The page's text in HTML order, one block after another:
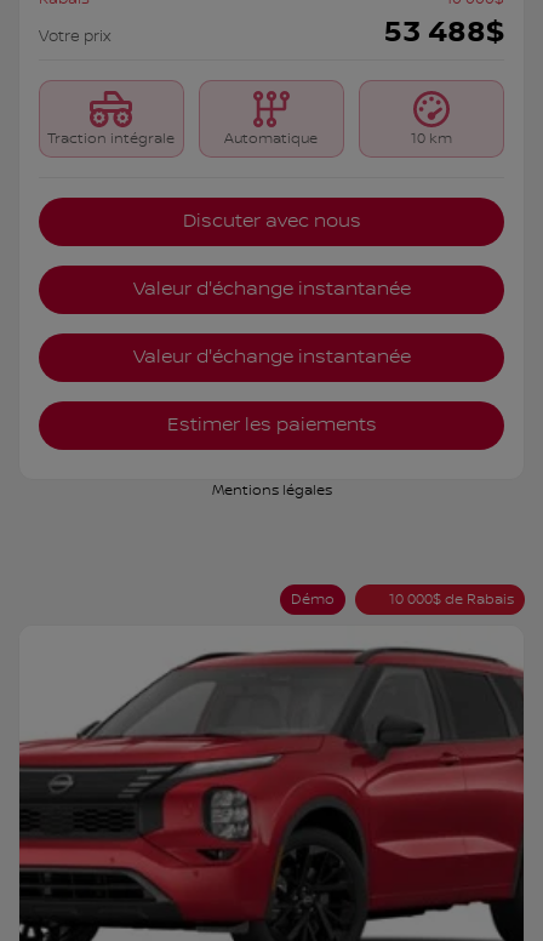
Votre prix
53 488$
Traction intégrale Automatique 10 km
Discuter avec nous
Valeur d'échange instantanée
Valeur d'échange instantanée
Estimer les paiements
Mentions légales
Démo 10 000$ de Rabais